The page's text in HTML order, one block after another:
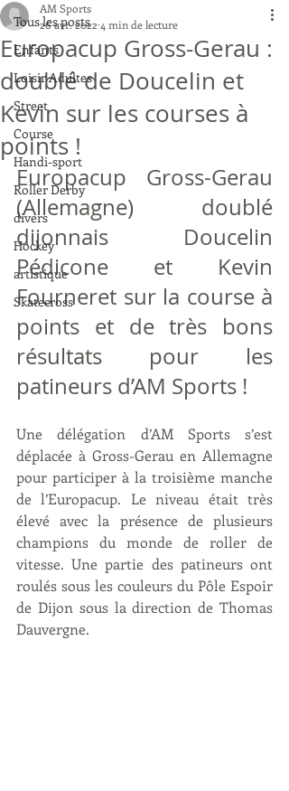
Tous les posts
Enfants
Loisir Adultes
Street
Course
Handi-sport
Roller Derby
divers
Hockey
artistique
Skatecross
Europacup Gross-Gerau :
doublé de Doucelin et
Kevin sur les courses à
points !
AM Sports
26 avr. 2022 4 min de lecture
Europacup Gross-Gerau
(Allemagne) doublé
dijonnais Doucelin
Pédicone et Kevin
Fourneret sur la course à
points et de très bons
résultats pour les
patineurs d’AM Sports !
Une délégation d’AM Sports s’est
déplacée à Gross-Gerau en Allemagne
pour participer à la troisième manche
de l’Europacup. Le niveau était très
élevé avec la présence de plusieurs
champions du monde de roller de
vitesse. Une partie des patineurs ont
roulés sous les couleurs du Pôle Espoir
de Dijon sous la direction de Thomas
Dauvergne.